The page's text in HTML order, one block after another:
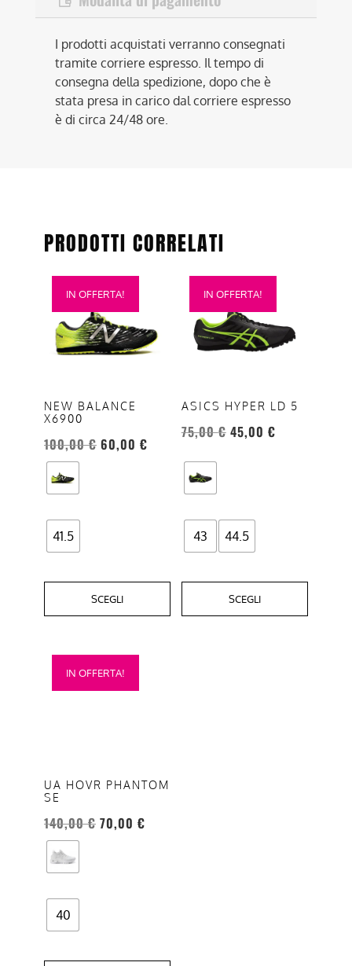
I prodotti acquistati verranno consegnati
tramite corriere espresso. Il tempo di
consegna della spedizione, dopo che è
stata presa in carico dal corriere espresso
è di circa 24/48 ore.
PRODOTTI CORRELATI
IN OFFERTA!
NEW BALANCE
X6900
100,00€ 60,00 €
41.5
SCEGLI
Questo
prodotto
più
varianti.
opzioni
possono
essere
scelte
nella
del
prodotto
IN OFFERTA!
ASICS HYPER LD 5
75,00€ 45,00 €
43 44.5
SCEGLI
Questo
prodotto
più
opzioni
essere
scelte
nella
del
prodotto
IN OFFERTA!
UA HOVR PHANTOM
SE
140,00€ 70,00 €
40
Questo
prodotto
opzioni
possono
essere
scelte
nella
del
prodotto